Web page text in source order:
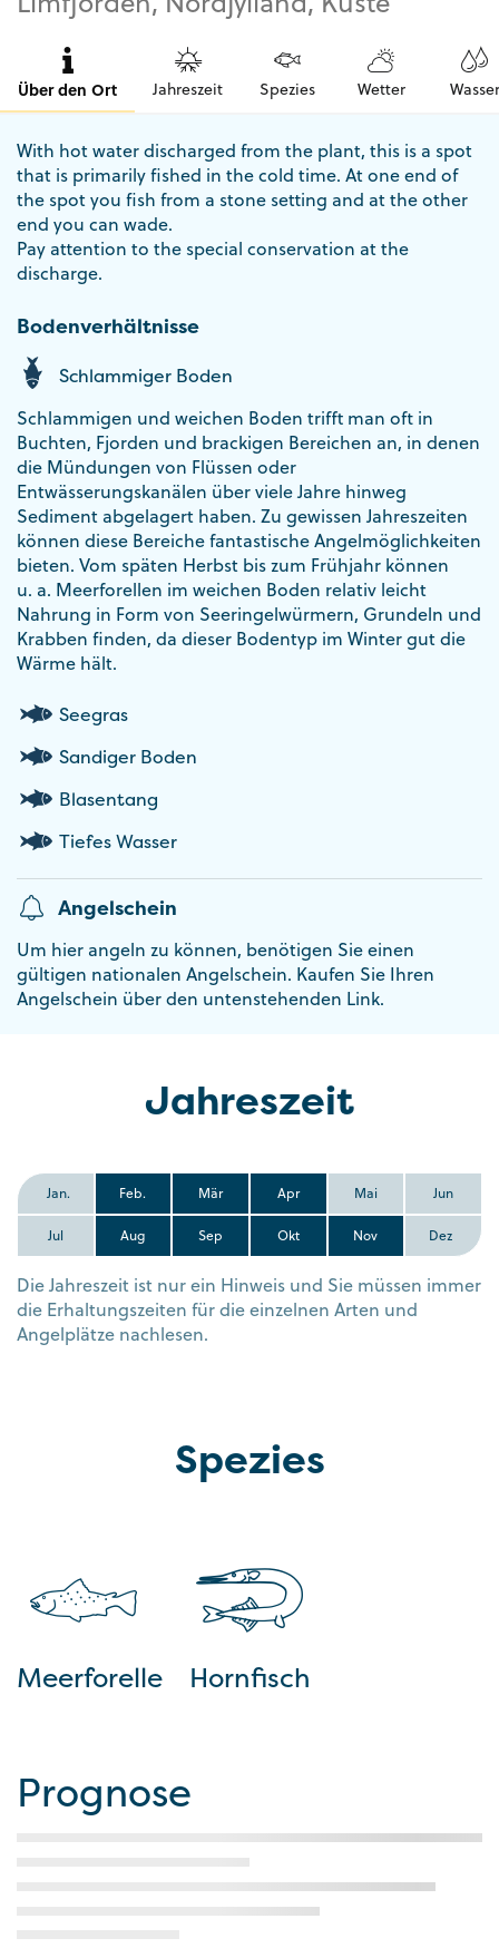
Über den Ort Jahreszeit Spezies Wetter Wasser
With hot water discharged from the plant, this is a spot
that is primarily fished in the cold time. At one end of
the spot you fish from a stone setting and at the other
end you can wade.
Pay attention to the special conservation at the
discharge.
Bodenverhältnisse
Schlammiger Boden
Schlammigen und weichen Boden trifft man oft in
Buchten, Fjorden und brackigen Bereichen an, in denen
die Mündungen von Flüssen oder
Entwässerungskanälen über viele Jahre hinweg
Sediment abgelagert haben. Zu gewissen Jahreszeiten
können diese Bereiche fantastische Angelmöglichkeiten
bieten. Vom späten Herbst bis zum Frühjahr können
u. a. Meerforellen im weichen Boden relativ leicht
Nahrung in Form von Seeringelwürmern, Grundeln und
Krabben finden, da dieser Bodentyp im Winter gut die
Wärme hält.
Seegras
Sandiger Boden
Blasentang
Tiefes Wasser
Angelschein
Um hier angeln zu können, benötigen Sie einen
gültigen nationalen Angelschein. Kaufen Sie Ihren
Angelschein über den untenstehenden Link.
Jahreszeit
Jan. Feb. Mär Apr Mai Jun
Jul Aug Sep Okt Nov Dez
Die Jahreszeit ist nur ein Hinweis und Sie müssen immer
die Erhaltungszeiten für die einzelnen Arten und
Angelplätze nachlesen.
Spezies
Meerforelle Hornfisch
Prognose